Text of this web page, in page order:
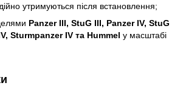
утримуються після встановлення;
Panzer III, StuG III, Panzer IV, StuG
Sturmpanzer IV та Hummel у масштабі